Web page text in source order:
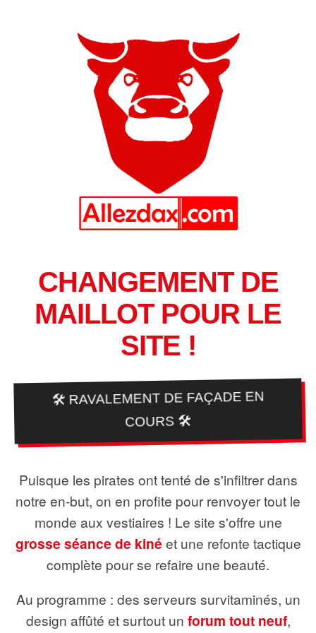
CHANGEMENT DE
MAILLOT POUR LE
SITE !
🛠️ RAVALEMENT DE FAÇADE EN
COURS 🛠️
Puisque les pirates ont tenté de s'infiltrer dans
notre en-but, on en profite pour renvoyer tout le
monde aux vestiaires ! Le site s'offre une
grosse séance de kiné et une refonte tactique
complète pour se refaire une beauté.
Au programme : des serveurs survitaminés, un
design affûté et surtout un forum tout neuf,